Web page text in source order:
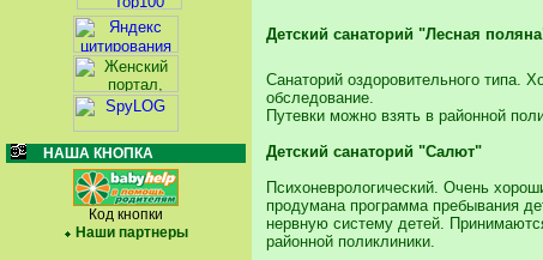
НАША КНОПКА
Код кнопки
Наши партнеры
Детский санаторий "Лесная
Санаторий оздоровительного типа.
обследование.
Путевки можно взять в районной
Детский санаторий "Салют"
Психоневрологический. Очень
продумана программа пребывания
нервную систему детей.
районной поликлиники.